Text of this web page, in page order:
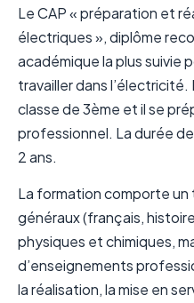
Le CAP « préparation et
électriques », diplôme
académique la plus suivie
travailler dans
classe de 3ème et il se
professionnel. La durée
2 ans.
La formation comporte un
généraux (français,
physiques et chimiques,
d’enseignements
la réalisation, la mise en